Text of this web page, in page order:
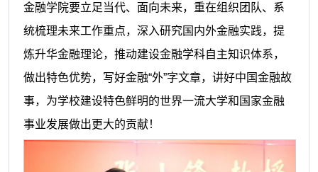
金融学院要立足当代、面向未来，重在组织团队、系
统梳理未来工作重点，深入研究国内外金融实践，提
炼升华金融理论，推动建设金融学科自主知识体系，
做出特色优势，写好金融“外”字文章，讲好中国金融故
事，为学校建设特色鲜明的世界一流大学和国家金融
事业发展做出更大的贡献！